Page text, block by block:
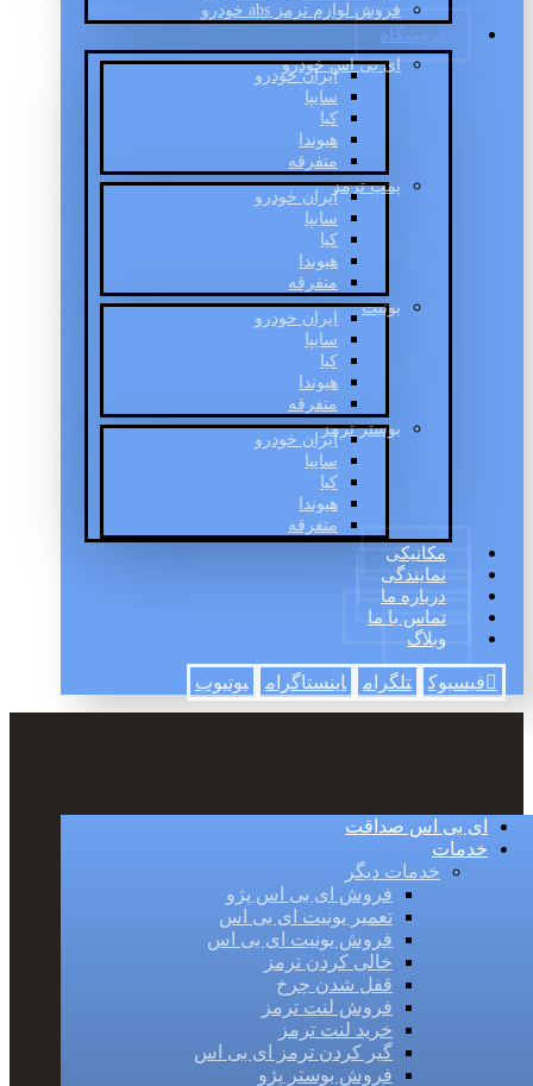
فروش لوازم ترمز abs خودرو
فروشگاه
ای بی اس خودرو
ایران خودرو
سایپا
کیا
هیوندا
متفرقه
پمپ ترمز
ایران خودرو
سایپا
کیا
هیوندا
متفرقه
یونیت
ایران خودرو
سایپا
کیا
هیوندا
متفرقه
بوستر ترمز
ایران خودرو
سایپا
کیا
هیوندا
متفرقه
مکانیکی
نمایندگی
درباره ما
تماس با ما
وبلاگ
فیسبوک تلگرام اینستاگرام یوتیوب
ای بی اس صداقت
خدمات
خدمات دیگر
فروش ای بی اس پژو
تعمیر یونیت ای بی اس
فروش یونیت ای بی اس
خالی کردن ترمز
قفل شدن چرخ
فروش لنت ترمز
خرید لنت ترمز
گیر کردن ترمز ای بی اس
فروش بوستر پژو